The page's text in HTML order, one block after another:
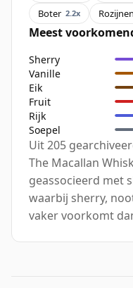
Boter 2.2x Rozijnen
Meest
Sherry
Vanille
Eik
Fruit
Rijk
Soepel
Uit 205
The Macallan
geassocieerd met
waarbij sherry,
vaker voorkomt